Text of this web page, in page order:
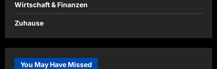
Wirtschaft & Finanzen
Zuhause
You May Have Missed